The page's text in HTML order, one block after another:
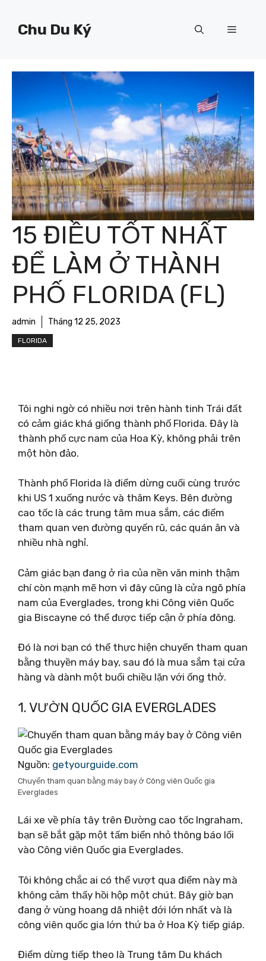
Chu Du Ký Menu
15 ĐIỀU TỐT NHẤT
ĐỂ LÀM Ở THÀNH
PHỐ FLORIDA (FL)
admin Tháng 12 25, 2023
FLORIDA
Tôi nghi ngờ có nhiều nơi trên hành tinh Trái đất
có cảm giác khá giống thành phố Florida. Đây là
thành phố cực nam của Hoa Kỳ, không phải trên
một hòn đảo.
Thành phố Florida là điểm dừng cuối cùng trước
khi US 1 xuống nước và thăm Keys. Bên đường
cao tốc là các trung tâm mua sắm, các điểm
tham quan ven đường quyến rũ, các quán ăn và
nhiều nhà nghỉ.
Cảm giác bạn đang ở rìa của nền văn minh thậm
chí còn mạnh mẽ hơn vì đây cũng là cửa ngõ phía
nam của Everglades, trong khi Công viên Quốc
gia Biscayne có thể được tiếp cận ở phía đông.
Đó là nơi bạn có thể thực hiện chuyến tham quan
bằng thuyền máy bay, sau đó là mua sắm tại cửa
hàng và dành một buổi chiều lặn với ống thở.
1. VƯỜN QUỐC GIA EVERGLADES
Nguồn: getyourguide.com
Chuyến tham quan bằng máy bay ở Công viên Quốc gia
Everglades
Lái xe về phía tây trên Đường cao tốc Ingraham,
bạn sẽ bắt gặp một tấm biển nhỏ thông báo lối
vào Công viên Quốc gia Everglades.
Tôi không chắc ai có thể vượt qua điểm này mà
không cảm thấy hồi hộp một chút. Bây giờ bạn
đang ở vùng hoang dã nhiệt đới lớn nhất và là
công viên quốc gia lớn thứ ba ở Hoa Kỳ tiếp giáp.
Điểm dừng tiếp theo là Trung tâm Du khách